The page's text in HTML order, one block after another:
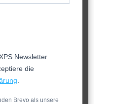
Newsletter
die
Brevo als unsere